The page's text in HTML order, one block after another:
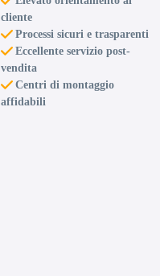
cliente
Processi sicuri e trasparenti
Eccellente servizio post-
vendita
Centri di montaggio
affidabili